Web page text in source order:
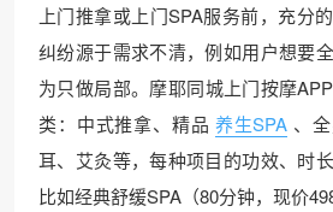
上门推拿或上门SPA服务前，充分
纠纷源于需求不清，例如用户想要
为只做局部。摩耶同城上门按摩
类：中式推拿、精品 养生SPA 、
耳、艾灸等，每种项目的功效、时
比如经典舒缓SPA（80分钟，现价